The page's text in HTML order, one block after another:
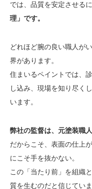
では、品質を安定させる
理」です。
どれほど腕の良い職人が
界があります。
住まいるペイントでは、
し込み、現場を知り尽く
います。
弊社の監督は、元塗装職
だからこそ、表面の仕上
にこそ手を抜かない。
この「当たり前」を組織
質を生むのだと信じていま